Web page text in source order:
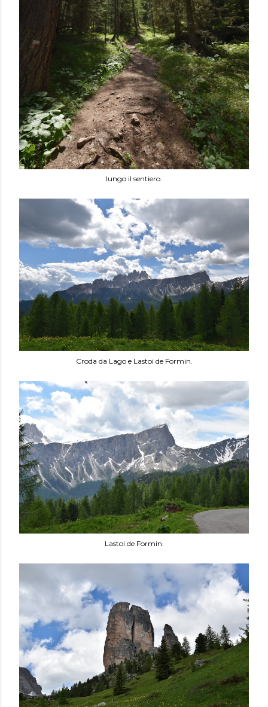
lungo il sentiero.
Croda da Lago e Lastoi de Formin.
Lastoi de Formin.